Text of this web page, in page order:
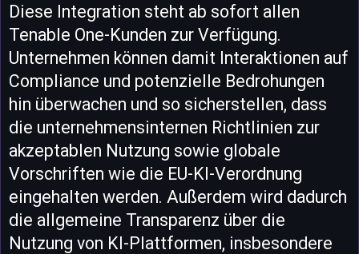
Diese Integration steht ab sofort allen
Tenable One-Kunden zur Verfügung.
Unternehmen können damit Interaktionen auf
Compliance und potenzielle Bedrohungen
hin überwachen und so sicherstellen, dass
die unternehmensinternen Richtlinien zur
akzeptablen Nutzung sowie globale
Vorschriften wie die EU-KI-Verordnung
eingehalten werden. Außerdem wird dadurch
die allgemeine Transparenz über die
Nutzung von KI-Plattformen, insbesondere